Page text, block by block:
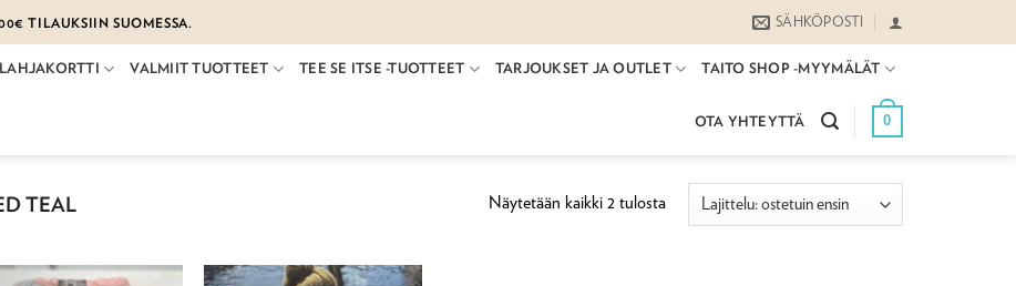
TILAUKSIIN SUOMESSA. SÄHKÖPOSTI
LAHJAKORTTI VALMIIT TUOTTEET TEE SE ITSE -TUOTTEET TARJOUKSET JA OUTLET TAITO SHOP -MYYMÄLÄT
OTA YHTEYTTÄ 0
TEAL Näytetään kaikki 2 tulostaSuosituimmat
ensin